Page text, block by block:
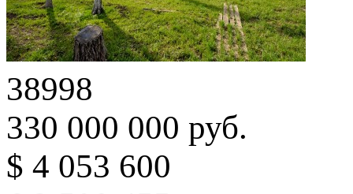
38998
330 000 000 руб.
$ 4 053 600